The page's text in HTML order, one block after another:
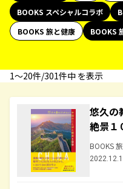
BOOKS スペシャルコラボ
BOOKS 旅と健康
BOOKS
1〜20件/301件中 を表示
悠久の
絶景１
BOOKS